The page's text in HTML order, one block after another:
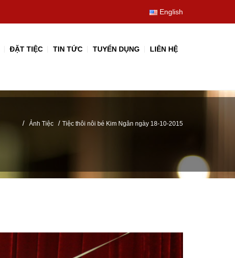
English
ĐẶT TIỆC TIN TỨC TUYỂN DỤNG LIÊN HỆ
/ Ảnh Tiệc / Tiệc thôi nôi bé Kim Ngân ngày 18-10-2015